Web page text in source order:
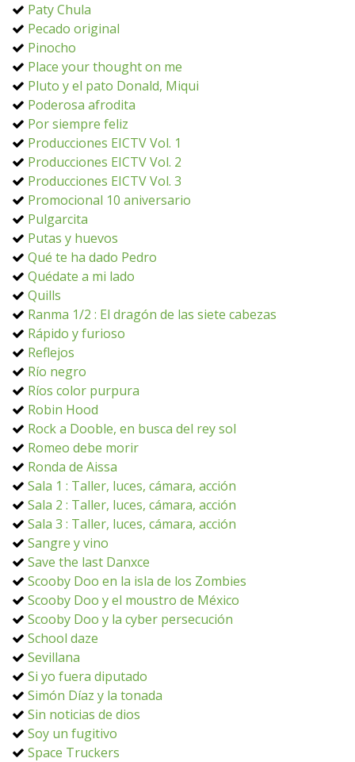
Paty Chula
Pecado original
Pinocho
Place your thought on me
Pluto y el pato Donald, Miqui
Poderosa afrodita
Por siempre feliz
Producciones EICTV Vol. 1
Producciones EICTV Vol. 2
Producciones EICTV Vol. 3
Promocional 10 aniversario
Pulgarcita
Putas y huevos
Qué te ha dado Pedro
Quédate a mi lado
Quills
Ranma 1/2 : El dragón de las siete cabezas
Rápido y furioso
Reflejos
Río negro
Ríos color purpura
Robin Hood
Rock a Dooble, en busca del rey sol
Romeo debe morir
Ronda de Aissa
Sala 1 : Taller, luces, cámara, acción
Sala 2 : Taller, luces, cámara, acción
Sala 3 : Taller, luces, cámara, acción
Sangre y vino
Save the last Danxce
Scooby Doo en la isla de los Zombies
Scooby Doo y el moustro de México
Scooby Doo y la cyber persecución
School daze
Sevillana
Si yo fuera diputado
Simón Díaz y la tonada
Sin noticias de dios
Soy un fugitivo
Space Truckers